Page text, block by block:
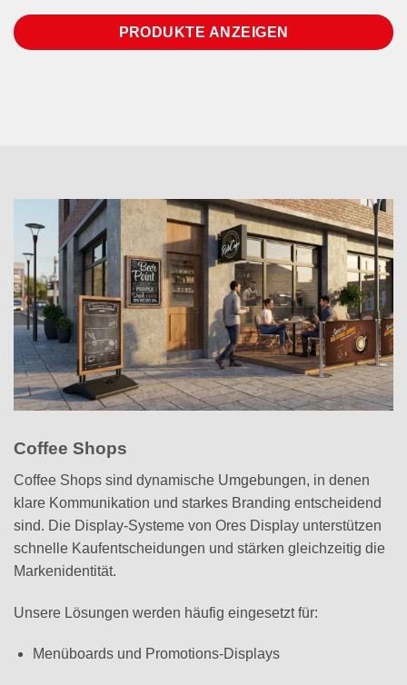
PRODUKTE ANZEIGEN
Coffee Shops
Coffee Shops sind dynamische Umgebungen, in denen
klare Kommunikation und starkes Branding entscheidend
sind. Die Display-Systeme von Ores Display unterstützen
schnelle Kaufentscheidungen und stärken gleichzeitig die
Markenidentität.
Unsere Lösungen werden häufig eingesetzt für:
Menüboards und Promotions-Displays